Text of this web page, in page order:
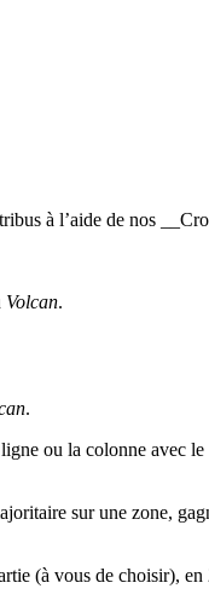
à l’aide de nos
Volcan.
.
ou la colonne avec le
sur une zone,
(à vous de choisir),